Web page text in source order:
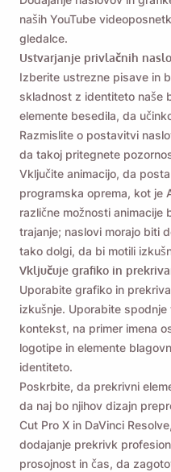
naših YouTube
gledalce.
Ustvarjanje privlačnih
Izberite ustrezne pisave in
skladnost z identiteto naše
elemente besedila, da
Razmislite o postavitvi
da takoj pritegnete
Vključite animacijo, da
programska oprema, kot je
različne možnosti animacije
trajanje; naslovi morajo biti
tako dolgi, da bi motili
Vključuje grafiko in
Uporabite grafiko in
izkušnje. Uporabite
kontekst, na primer imena
logotipe in elemente
identiteto.
Poskrbite, da prekrivni
da naj bo njihov dizajn
Cut Pro X in DaVinci
dodajanje prekrivk
prosojnost in čas, da
vrnete v
Name
Email
Če izberete to možnost,
zasebnosti.